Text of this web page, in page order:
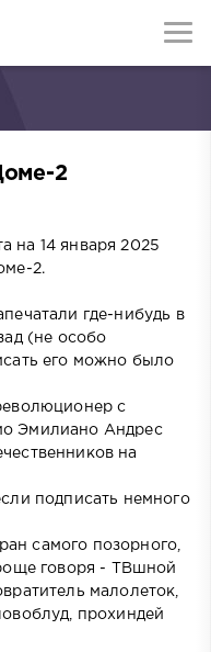
2
на 14 января 2025
2.
где-нибудь в
(не особо
его можно было
с
Эмилиано Андрес
на
подписать немного
самого позорного,
говоря - ТВшной
малолеток,
прохиндей